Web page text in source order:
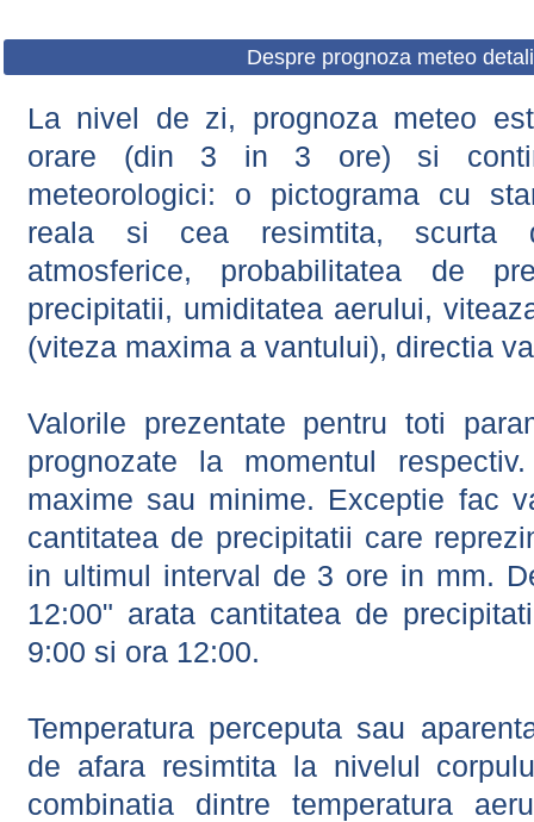
Despre prognoza meteo
La nivel de zi, prognoza meteo
orare (din 3 in 3 ore) si
meteorologici: o pictograma cu
reala si cea resimtita, scurta
atmosferice, probabilitatea de
precipitatii, umiditatea aerului,
(viteza maxima a vantului), directia
Valorile prezentate pentru toti
prognozate la momentul
maxime sau minime. Exceptie fac
cantitatea de precipitatii care
in ultimul interval de 3 ore in mm.
12:00" arata cantitatea de
9:00 si ora 12:00.
Temperatura perceputa sau
de afara resimtita la nivelul
combinatia dintre temperatura